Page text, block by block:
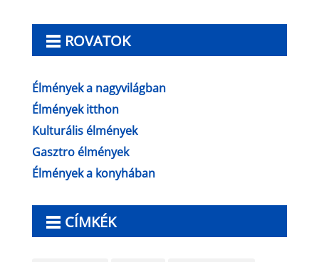
ROVATOK
Élmények a nagyvilágban
Élmények itthon
Kulturális élmények
Gasztro élmények
Élmények a konyhában
CÍMKÉK